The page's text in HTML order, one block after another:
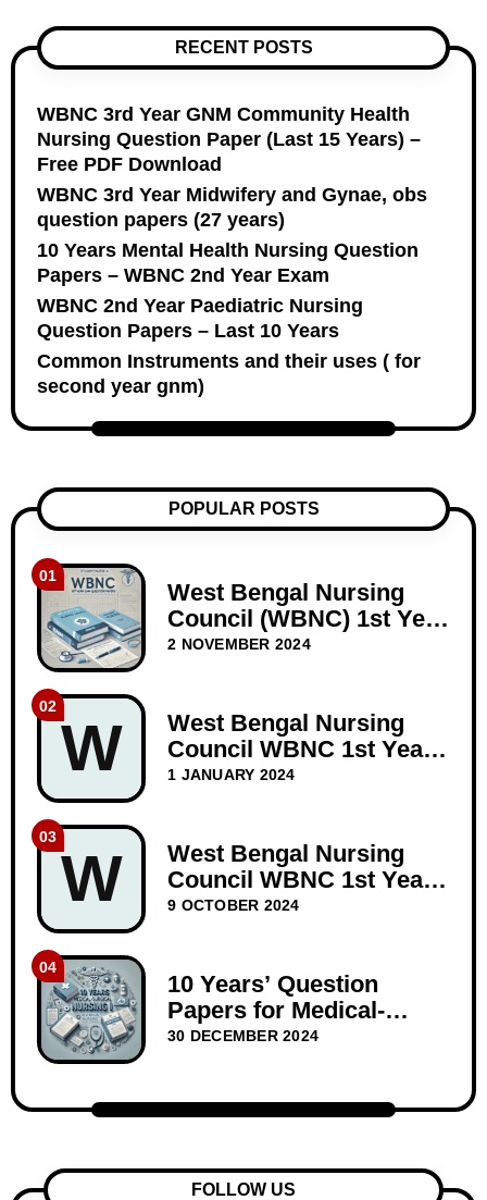
RECENT POSTS
WBNC 3rd Year GNM Community Health
Nursing Question Paper (Last 15 Years) –
Free PDF Download
WBNC 3rd Year Midwifery and Gynae, obs
question papers (27 years)
10 Years Mental Health Nursing Question
Papers – WBNC 2nd Year Exam
WBNC 2nd Year Paediatric Nursing
Question Papers – Last 10 Years
Common Instruments and their uses ( for
second year gnm)
POPULAR POSTS
01
West Bengal Nursing
Council (WBNC) 1st Year
GNM Question Papers
2 NOVEMBER 2024
W
02
West Bengal Nursing
Council WBNC 1st Year
GNM Question Paper
1 JANUARY 2024
W
03
West Bengal Nursing
Council WBNC 1st Year
GNM Question Papers
9 OCTOBER 2024
04
10 Years’ Question
Papers for Medical-
Surgical Nursing I –
30 DECEMBER 2024
FOLLOW US